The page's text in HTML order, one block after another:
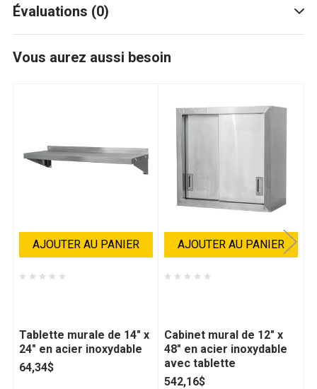
Évaluations (0)
Vous aurez aussi besoin
AJOUTER AU PANIER
Tablette murale de 14" x
24" en acier inoxydable
64,34$
AJOUTER AU PANIER
Cabinet mural de 12" x
48" en acier inoxydable
avec tablette
542,16$